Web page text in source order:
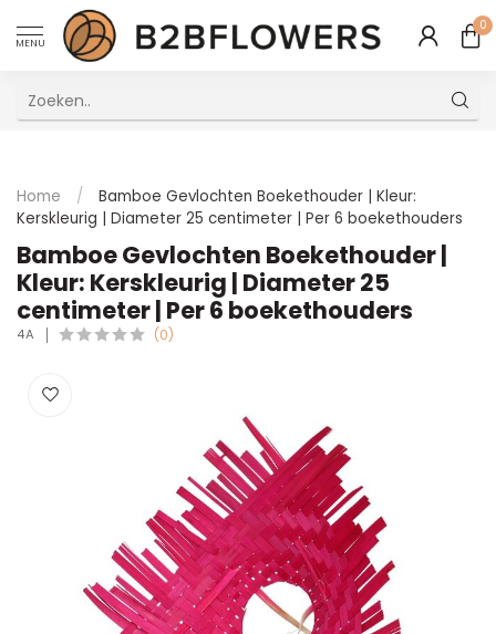
MENU
0
Home /
Bamboe Gevlochten Boekethouder | Kleur:
Kerskleurig | Diameter 25 centimeter | Per 6 boekethouders
Bamboe Gevlochten Boekethouder |
Kleur: Kerskleurig | Diameter 25
centimeter | Per 6 boekethouders
4A (0)